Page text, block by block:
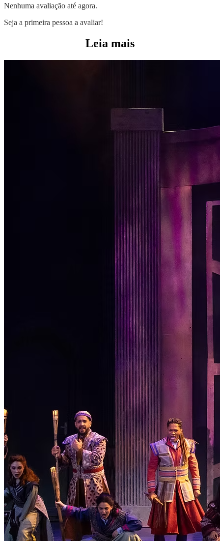
Nenhuma avaliação até agora.
Seja a primeira pessoa a avaliar!
Leia mais
Código Corporativo de Conduta Ética
Educação Financeira
Política de Prevenção à Lavagem de Dinheiro
Política de Privacidade
Lei ECA Digital
Alelo Pod Gestão de VT
Soluções de Pagamentos
Alelo S.A.
CNPJ 04.740.876/0001-25 | Alameda Xingu, 512, 3º, 4º e 16º (parte)
andares, Alphaville, Barueri/SP | CEP 06455-030
Naip Instituição de Pagamento S.A.
CNPJ 09.092.759/0001-16 | Alameda Xingu, 512, 3º andar, parte,
Alphaville, Barueri/SP | CEP 06455-030